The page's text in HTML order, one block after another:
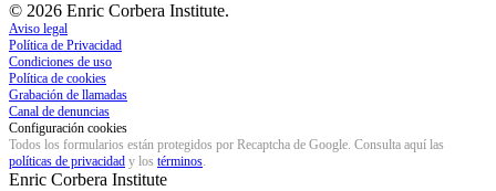
© 2026 Enric Corbera Institute.
Aviso legal
Política de Privacidad
Condiciones de uso
Política de cookies
Grabación de llamadas
Canal de denuncias
Configuración cookies
Todos los formularios están protegidos por Recaptcha de Google. Consulta aquí las
políticas de privacidad y los términos.
Enric Corbera Institute